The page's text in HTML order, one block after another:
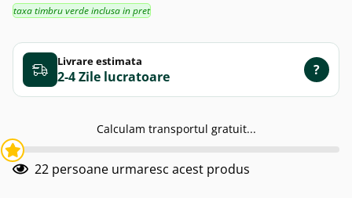
taxa timbru verde inclusa in pret
Livrare estimata
2-4 Zile ?
Calculam transportul gratuit...
22 persoane urmaresc acest produs